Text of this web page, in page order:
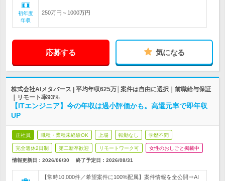
初年度
年収
250万円～1000万円
応募する 気になる
株式会社AIメタバース | 平均年収625万│案件は自由に選択｜前職給与保証
｜リモート率93%
【ITエンジニア】今の年収は過小評価かも。高還元率で即年収
UP
正社員 職種・業種未経験OK 上場 転勤なし 学歴不問
完全週休2日制 第二新卒歓迎 リモートワーク可 女性のおしごと掲載中
情報更新日：2026/06/30 終了予定日：2026/08/31
【常時10,000件／希望案件に100%配属】案件情報を全公開⇒AI